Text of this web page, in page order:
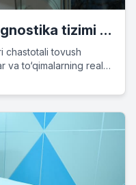
tizimi –
chastotali tovush
va to‘qimalarning real